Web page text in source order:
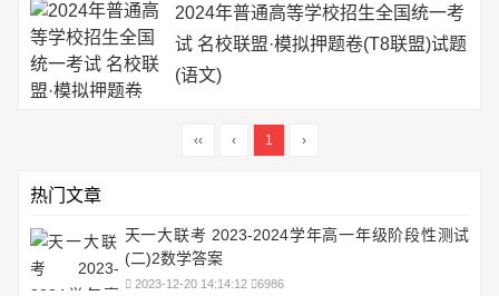
2024年普通高等学校招生全国统一考
试 名校联盟·模拟押题卷(T8联盟)试题
(语文)
‹‹ ‹ 1 ›
热门文章
天一大联考 2023-2024学年高一年级阶段性测试
(二)2数学答案
2023-12-20 14:14:12 6986